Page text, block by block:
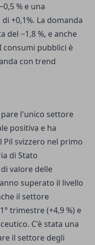
% e una
+0,1%. La domanda
del −1,8 %, e anche
consumi pubblici è
con trend
pare l'unico settore
positiva e ha
svizzero nel primo
di Stato
valore delle
superato il livello
il settore
trimestre (+4,9 %) e
C'è stata una
il settore degli